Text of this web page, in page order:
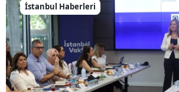
İstanbul Haberleri